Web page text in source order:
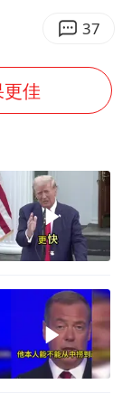
强有力
降”
挑大梁
37
佳